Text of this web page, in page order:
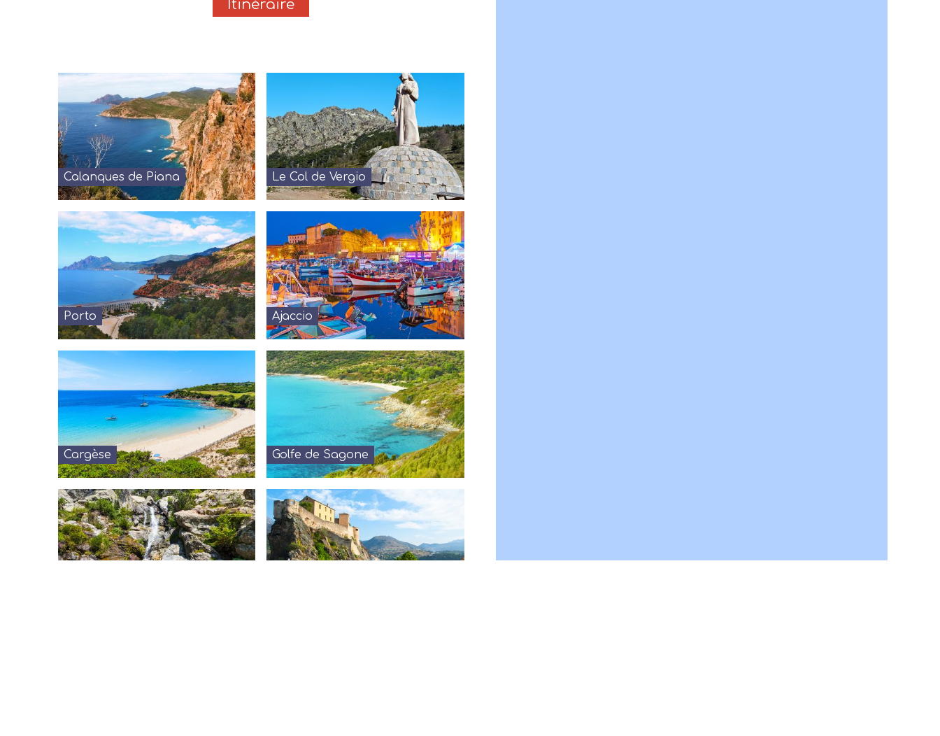
Itinéraire
Calanques de Piana Le Col de Vergio
Porto Ajaccio
Cargèse Golfe de Sagone